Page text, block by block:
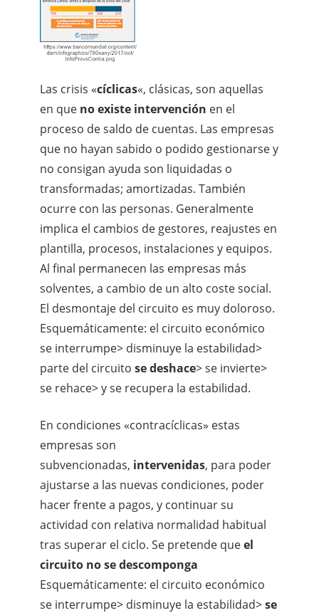
Las crisis «cíclicas«, clásicas, son aquellas
en que no existe intervención en el
proceso de saldo de cuentas. Las empresas
que no hayan sabido o podido gestionarse y
no consigan ayuda son liquidadas o
transformadas; amortizadas. También
ocurre con las personas. Generalmente
implica el cambios de gestores, reajustes en
plantilla, procesos, instalaciones y equipos.
Al final permanecen las empresas más
solventes, a cambio de un alto coste social.
El desmontaje del circuito es muy doloroso.
Esquemáticamente: el circuito económico
se interrumpe> disminuye la estabilidad>
parte del circuito se deshace> se invierte>
se rehace> y se recupera la estabilidad.
En condiciones «contracíclicas» estas
empresas son
subvencionadas, intervenidas, para poder
ajustarse a las nuevas condiciones, poder
hacer frente a pagos, y continuar su
actividad con relativa normalidad habitual
tras superar el ciclo. Se pretende queel
circuito no se descomponga
Esquemáticamente: el circuito económico
se interrumpe> disminuye la estabilidad>se